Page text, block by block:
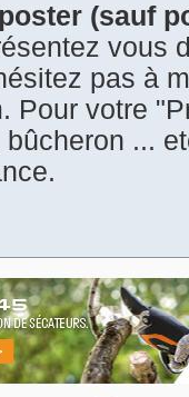
(sauf
vous
pas à
Pour votre
bûcheron ...